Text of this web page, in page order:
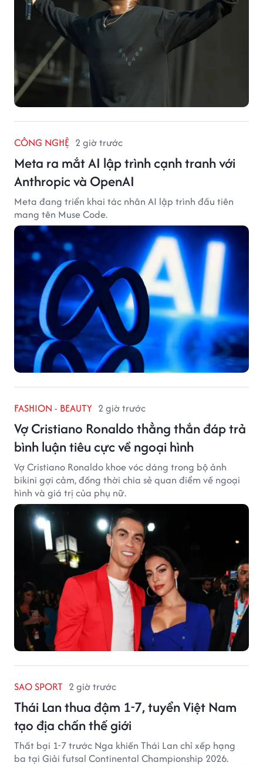
CÔNG NGHỆ 2 giờ trước
Meta ra mắt AI lập trình cạnh tranh với
Anthropic và OpenAI
Meta đang triển khai tác nhân AI lập trình đầu tiên
mang tên Muse Code.
FASHION - BEAUTY 2 giờ trước
Vợ Cristiano Ronaldo thẳng thắn đáp trả
bình luận tiêu cực về ngoại hình
Vợ Cristiano Ronaldo khoe vóc dáng trong bộ ảnh
bikini gợi cảm, đồng thời chia sẻ quan điểm về ngoại
hình và giá trị của phụ nữ.
SAO SPORT 2 giờ trước
Thái Lan thua đậm 1-7, tuyển Việt Nam
tạo địa chấn thế giới
Thất bại 1-7 trước Nga khiến Thái Lan chỉ xếp hạng
ba tại Giải futsal Continental Championship 2026.